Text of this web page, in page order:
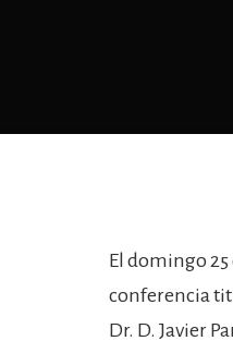
El domingo 25
conferencia
Dr. D. Javier